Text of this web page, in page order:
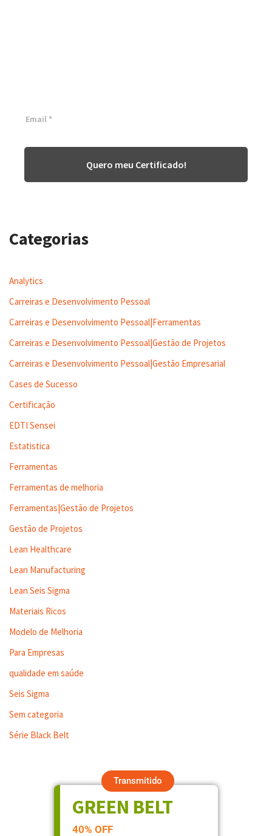
Quero meu Certificado!
Categorias
Analytics
Carreiras e Desenvolvimento Pessoal
Carreiras e Desenvolvimento Pessoal|Ferramentas
Carreiras e Desenvolvimento Pessoal|Gestão de Projetos
Carreiras e Desenvolvimento Pessoal|Gestão Empresarial
Cases de Sucesso
Certificação
EDTI Sensei
Estatistica
Ferramentas
Ferramentas de melhoria
Ferramentas|Gestão de Projetos
Gestão de Projetos
Lean Healthcare
Lean Manufacturing
Lean Seis Sigma
Materiais Ricos
Modelo de Melhoria
Para Empresas
qualidade em saúde
Seis Sigma
Sem categoria
Série Black Belt
Transmitido
GREEN BELT
40% OFF